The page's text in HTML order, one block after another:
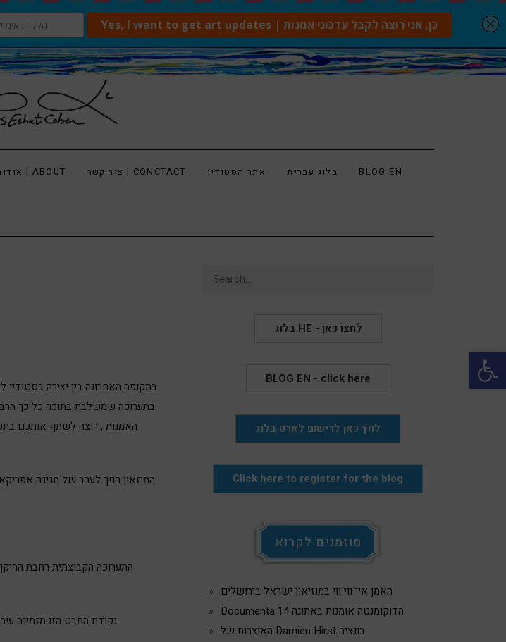
אודות | ABOUT צור קשר | CONCTACT אתר הסטודיו בלוג עברית BLOG EN
בתקופה האחרונה בין יצירה בסטודיו
בתערוכה שמשלבת בתוכה כל כך
האמנות , רוצה לשתף אותכם
המוזאון הפך לערב של חגיגה
התערוכה הקבוצתית רחבת
נקודת המבט הזו מזמינה עירוב בין פנטזיה, דמיון וקוסמולוגיה, בין מיתולוגיה, עבר, הווה ועתיד, ואף מדע בדיוני ועתידנות.
Search
בלוג HE - לחצו כאן
BLOG EN - click here
לחץ כאן לרישום לארט בלוג
Click here to register for the blog
מוזמנים לקרוא
האמן איי ווי ווי במוזיאון ישראל בירושלים
Documenta 14 הדוקומנטה אומנות באתונה
האוצרות של Damien Hirst בונציה